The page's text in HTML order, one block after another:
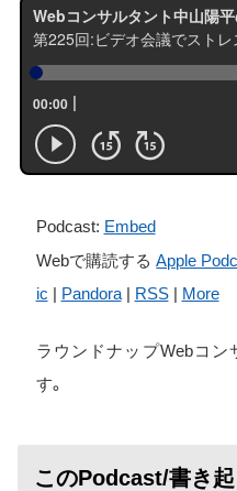
Podcast: Embed
Webで購読するApple
ic | Pandora| RSS| More
ラウンドナップWebコ
す。
このPodcast/書き